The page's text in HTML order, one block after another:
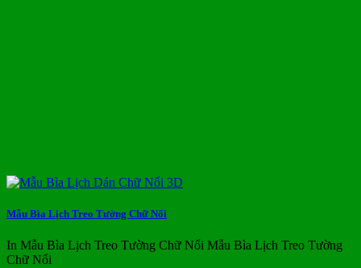
Mẫu Bìa Lịch Treo Tường Chữ Nổi
In Mẫu Bìa Lịch Treo Tường Chữ Nổi Mẫu Bìa Lịch Treo Tường
Chữ Nổi